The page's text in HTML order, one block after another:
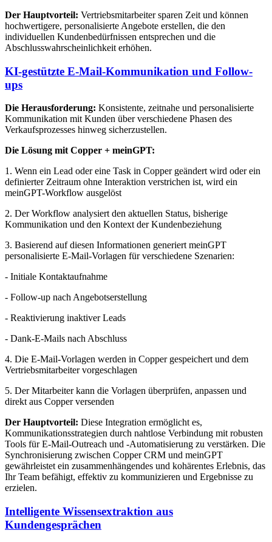
Der Hauptvorteil: Vertriebsmitarbeiter sparen Zeit und können
hochwertigere, personalisierte Angebote erstellen, die den
individuellen Kundenbedürfnissen entsprechen und die
Abschlusswahrscheinlichkeit erhöhen.
KI-gestützte E-Mail-Kommunikation und Follow-
ups
Die Herausforderung: Konsistente, zeitnahe und personalisierte
Kommunikation mit Kunden über verschiedene Phasen des
Verkaufsprozesses hinweg sicherzustellen.
Die Lösung mit Copper + meinGPT:
1. Wenn ein Lead oder eine Task in Copper geändert wird oder ein
definierter Zeitraum ohne Interaktion verstrichen ist, wird ein
meinGPT-Workflow ausgelöst
2. Der Workflow analysiert den aktuellen Status, bisherige
Kommunikation und den Kontext der Kundenbeziehung
3. Basierend auf diesen Informationen generiert meinGPT
personalisierte E-Mail-Vorlagen für verschiedene Szenarien:
- Initiale Kontaktaufnahme
- Follow-up nach Angebotserstellung
- Reaktivierung inaktiver Leads
- Dank-E-Mails nach Abschluss
4. Die E-Mail-Vorlagen werden in Copper gespeichert und dem
Vertriebsmitarbeiter vorgeschlagen
5. Der Mitarbeiter kann die Vorlagen überprüfen, anpassen und
direkt aus Copper versenden
Der Hauptvorteil: Diese Integration ermöglicht es,
Kommunikationsstrategien durch nahtlose Verbindung mit robusten
Tools für E-Mail-Outreach und -Automatisierung zu verstärken. Die
Synchronisierung zwischen Copper CRM und meinGPT
gewährleistet ein zusammenhängendes und kohärentes Erlebnis, das
Ihr Team befähigt, effektiv zu kommunizieren und Ergebnisse zu
erzielen.
Intelligente Wissensextraktion aus
Kundengesprächen